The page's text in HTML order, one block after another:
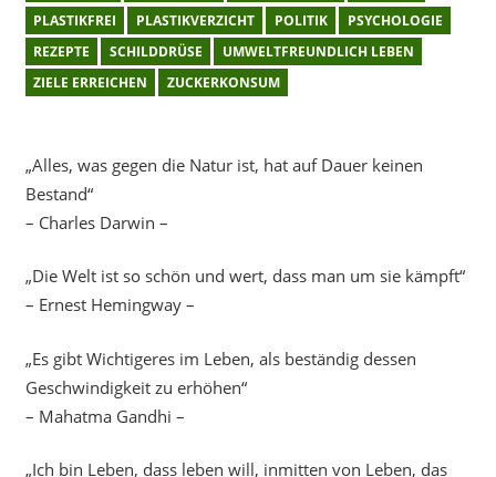
PLASTIKFREI
PLASTIKVERZICHT POLITIK
PSYCHOLOGIE
REZEPTE
SCHILDDRÜSE
UMWELTFREUNDLICH LEBEN
ZIELE ERREICHEN
ZUCKERKONSUM
„Alles, was gegen die Natur ist, hat auf Dauer keinen
Bestand“
– Charles Darwin –
„Die Welt ist so schön und wert, dass man um sie kämpft“
– Ernest Hemingway –
„Es gibt Wichtigeres im Leben, als beständig dessen
Geschwindigkeit zu erhöhen“
– Mahatma Gandhi –
„Ich bin Leben, dass leben will, inmitten von Leben, das